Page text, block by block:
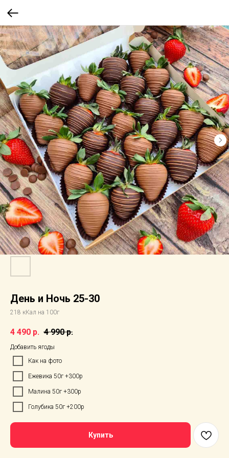
День и Ночь 25-30
218 кКал на 100г
4 490 р. 4 990 р.
Добавить ягоды
Как на фото
Ежевика 50г +300р
Малина 50г +300р
Голубика 50г +200р
Купить